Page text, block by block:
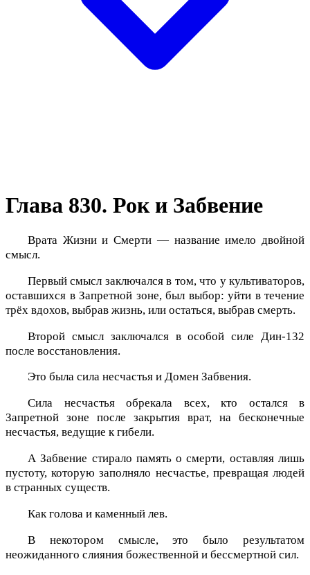
Глава 830. Рок и Забвение
Врата Жизни и Смерти — название имело двойной
смысл.
Первый смысл заключался в том, что у культиваторов,
оставшихся в Запретной зоне, был выбор: уйти в течение
трёх вдохов, выбрав жизнь, или остаться, выбрав смерть.
Второй смысл заключался в особой силе Дин-132
после восстановления.
Это была сила несчастья и Домен Забвения.
Сила несчастья обрекала всех, кто остался в
Запретной зоне после закрытия врат, на бесконечные
несчастья, ведущие к гибели.
А Забвение стирало память о смерти, оставляя лишь
пустоту, которую заполняло несчастье, превращая людей
в странных существ.
Как голова и каменный лев.
В некотором смысле, это было результатом
неожиданного слияния божественной и бессмертной сил.